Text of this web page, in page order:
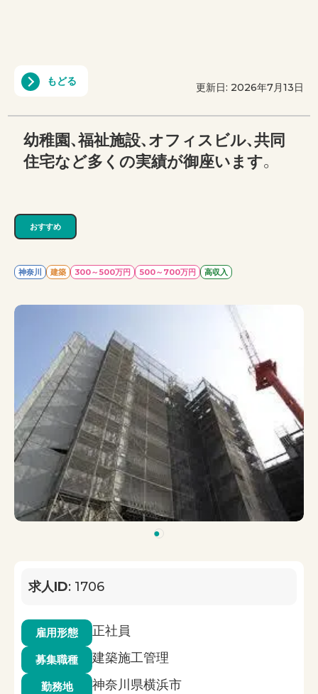
もどる 更新日: 2026年7月13日
幼稚園、福祉施設、オフィスビル、共同
住宅など多くの実績が御座います。
おすすめ
神奈川 建築 300～500万円 500～700万円 高収入
求人ID: 1706
雇用形態 正社員
募集職種 建築施工管理
勤務地 神奈川県横浜市